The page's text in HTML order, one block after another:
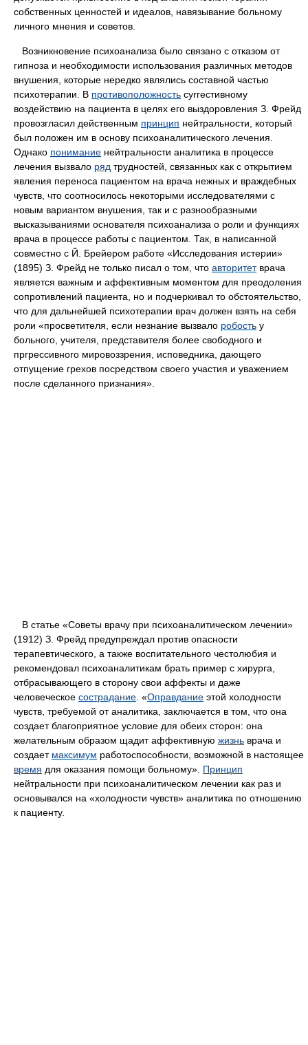
собственных ценностей и идеалов, навязывание больному
личного мнения и советов.
Возникновение психоанализа было связано с отказом от
гипноза и необходимости использования различных методов
внушения, которые нередко являлись составной частью
психотерапии. В противоположность суггестивному
воздействию на пациента в целях его выздоровления З. Фрейд
провозгласил действенным принцип нейтральности, который
был положен им в основу психоаналитического лечения.
Однако понимание нейтральности аналитика в процессе
лечения вызвало ряд трудностей, связанных как с открытием
явления переноса пациентом на врача нежных и враждебных
чувств, что соотносилось некоторыми исследователями с
новым вариантом внушения, так и с разнообразными
высказываниями основателя психоанализа о роли и функциях
врача в процессе работы с пациентом. Так, в написанной
совместно с Й. Брейером работе «Исследования истерии»
(1895) З. Фрейд не только писал о том, что авторитетврача
является важным и аффективным моментом для преодоления
сопротивлений пациента, но и подчеркивал то обстоятельство,
что для дальнейшей психотерапии врач должен взять на себя
роли «просветителя, если незнание вызвало робость у
больного, учителя, представителя более свободного и
пргрессивного мировоззрения, исповедника, дающего
отпущение грехов посредством своего участия и уважением
после сделанного признания».
В статье «Советы врачу при психоаналитическом лечении»
(1912) З. Фрейд предупреждал против опасности
терапевтического, а также воспитательного честолюбия и
рекомендовал психоаналитикам брать пример с хирурга,
отбрасывающего в сторону свои аффекты и даже
человеческое сострадание . «Оправдание этой холодности
чувств, требуемой от аналитика, заключается в том, что она
создает благоприятное условие для обеих сторон: она
желательным образом щадит аффективную жизнь врача и
создает максимум работоспособности, возможной в настоящее
время для оказания помощи больному». Принцип
нейтральности при психоаналитическом лечении как раз и
основывался на «холодности чувств» аналитика по отношению
к пациенту.